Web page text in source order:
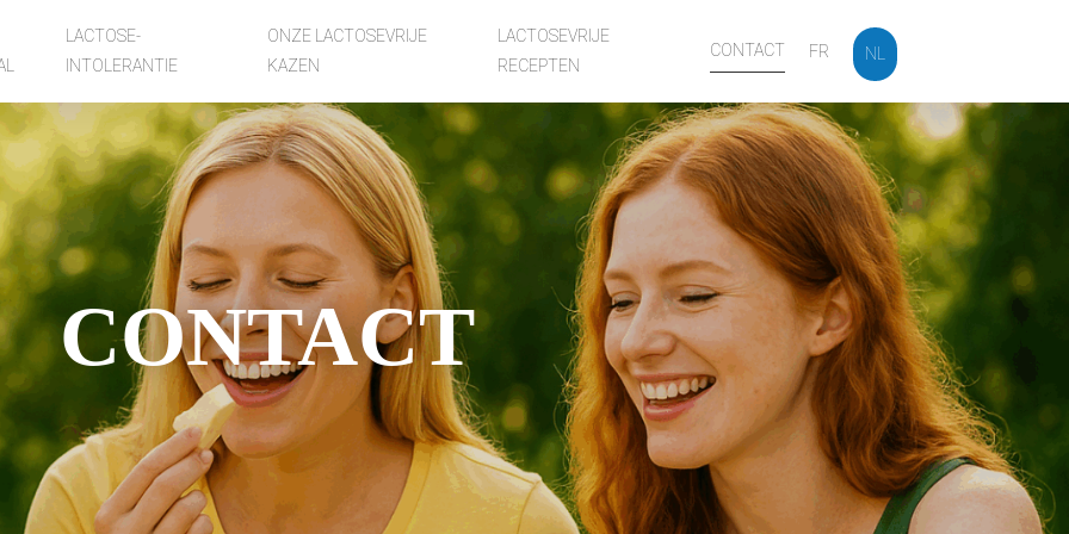
LACTOSE-
INTOLERANTIE
ONZE LACTOSEVRIJE
KAZEN
LACTOSEVRIJE
RECEPTEN
CONTACT FR NL
CONTACT